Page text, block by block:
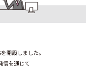
開設しました。
信を通じて